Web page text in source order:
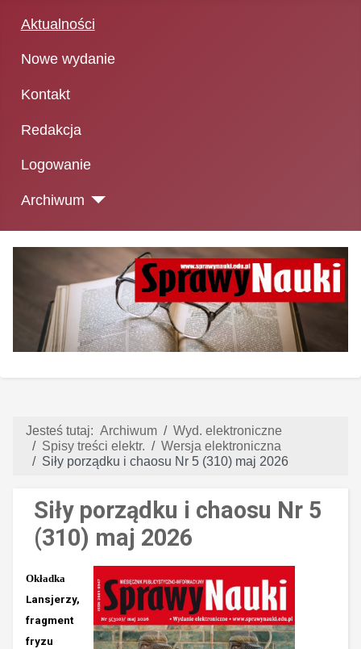
Aktualności
Nowe wydanie
Kontakt
Redakcja
Logowanie
Archiwum
Jesteś tutaj: Archiwum
Wyd. elektroniczne
Spisy treści elektr.
Wersja elektroniczna
Siły porządku i chaosu Nr 5 (310) maj 2026
Siły porządku i chaosu Nr 5
(310) maj 2026
Okładka
Lansjerzy,
fragment
fryzu